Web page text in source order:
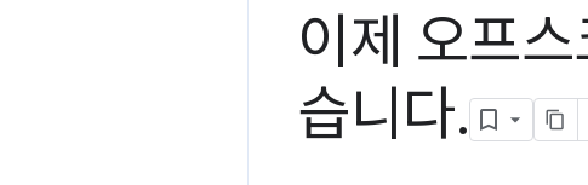
이제 오프
습니다.